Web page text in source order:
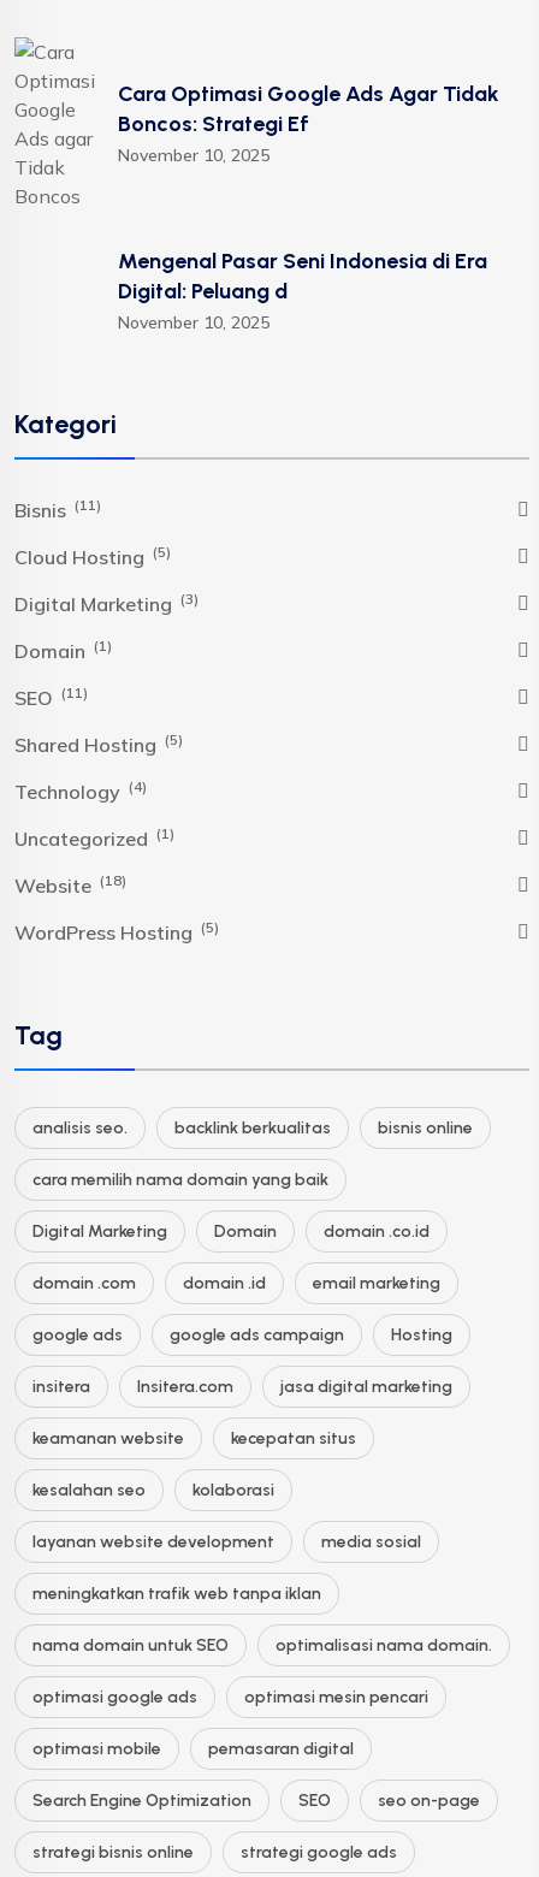
Cara Optimasi Google Ads Agar Tidak
Boncos: Strategi Ef
November 10, 2025
Mengenal Pasar Seni Indonesia di Era
Digital: Peluang d
November 10, 2025
Kategori
Bisnis (11)
Cloud Hosting (5)
Digital Marketing (3)
Domain (1)
SEO (11)
Shared Hosting (5)
Technology (4)
Uncategorized (1)
Website (18)
WordPress Hosting (5)
Tag
analisis seo. backlink berkualitas bisnis online
cara memilih nama domain yang baik
Digital Marketing Domain domain .co.id
domain .com domain .id email marketing
google ads google ads campaign Hosting
insitera Insitera.com jasa digital marketing
keamanan website kecepatan situs
kesalahan seo kolaborasi
layanan website development media sosial
meningkatkan trafik web tanpa iklan
nama domain untuk SEO optimalisasi nama domain.
optimasi google ads optimasi mesin pencari
optimasi mobile pemasaran digital
Search Engine Optimization SEO seo on-page
strategi bisnis online strategi google ads